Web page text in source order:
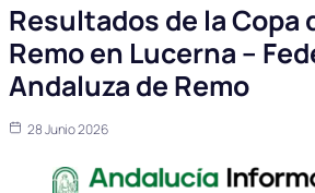
Resultados de la Copa
Remo en Lucerna –
Andaluza de Remo
28 Junio 2026